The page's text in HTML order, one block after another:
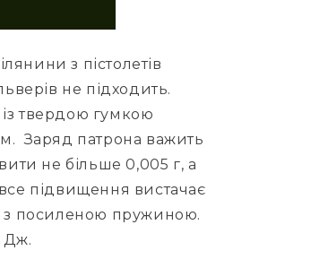
з пістолетів
не підходить.
із твердою гумкою
Заряд патрона важить
не більше 0,005 г, а
все підвищення вистачає
з посиленою пружиною.
Дж.